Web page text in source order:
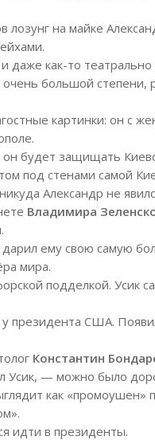
на майке
даже как-то театрально
большой степени,
картинки: он с
он будет защищать
под стенами самой
Александр не
Владимира
дарил ему свою самую
мира.
подделкой. Усик
президента США.
Константин
Усик, — можно было
как «промоушен»
идти в президенты.